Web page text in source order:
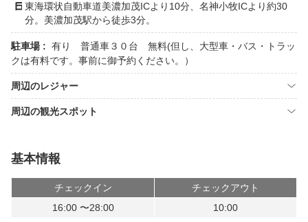
東海環状自動車道美濃加茂ICより10分、名神小牧ICより約30
分。美濃加茂駅から徒歩3分。
駐車場 : 有り 普通車３０台 無料(但し、大型車・バス・トラッ
クは有料です。事前に御予約ください。）
周辺のレジャー
周辺の観光スポット
基本情報
チェックイン
チェックアウト
16:00 〜28:00
10:00